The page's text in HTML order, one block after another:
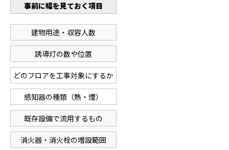
事前に幅を見ておく項目
建物用途・収容人数
誘導灯の数や位置
どのフロアを工事対象にするか
感知器の種類（熱・煙）
既存設備で流用するもの
消火器・消火栓の増設範囲